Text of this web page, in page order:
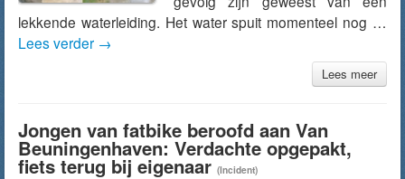
lekkende waterleiding. Het water spuit momenteel nog …
Lees verder →
Lees meer
Jongen van fatbike beroofd aan Van
Beuningenhaven: Verdachte opgepakt,
fiets terug bij eigenaar (Incident)